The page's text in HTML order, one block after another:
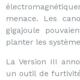
menace. Les
gigajoule
planter les
La Version III
un outil de